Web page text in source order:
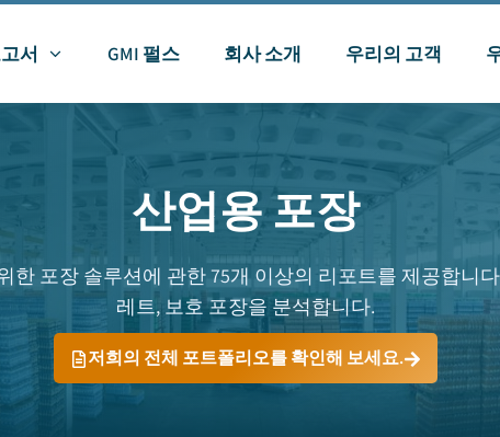
서 GMI 펄스 회사 소개 우리의 고객
산업용 포장
포장 솔루션에 관한 75개 이상의 리포트를 제공합니
레트, 보호 포장을 분석합니다.
저희의 전체 포트폴리오를 확인해 보세요.